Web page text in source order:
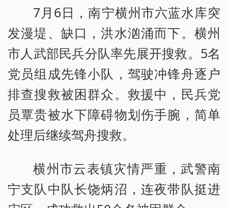
7月6日，南宁横州市六蓝水库突
发漫堤、缺口，洪水汹涌而下。横州
市人武部民兵分队率先展开搜救。5名
党员组成先锋小队，驾驶冲锋舟逐户
排查搜救被困群众。救援中，民兵党
员覃贵被水下障碍物划伤手腕，简单
处理后继续驾舟搜救。
横州市云表镇灾情严重，武警南
宁支队中队长饶炳沼，连夜带队挺进